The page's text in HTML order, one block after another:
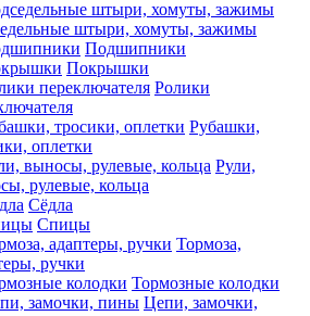
штыри, хомуты, зажимы
Подшипники
Покрышки
Ролики
Рубашки,
оплетки
Рули,
рулевые, кольца
Сёдла
Спицы
Тормоза,
ручки
Тормозные колодки
Цепи, замочки,